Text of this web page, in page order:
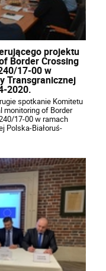
projektu
Border Crossing
17-00 w
Transgranicznej
2020.
spotkanie Komitetu
monitoring of Border
17-00 w ramach
Polska-Białoruś-